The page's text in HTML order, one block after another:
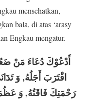
mensehatkan,
bala, di atas ‘arasy
Engkau mengatur.
أَدْعُوْكَ دُعَاءَ مَنْ
اقْتَرَبَ أَجَلُهُ, وَ
رَحْمَتِكَ فَاقَتُهُ, وَ